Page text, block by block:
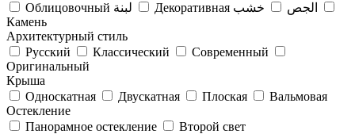
Облицовочный لبنة
Декоративная الجص
خشب
Камень
Архитектурный стиль
Русский
Классический
Современный
Оригинальный
Крыша
Односкатная
Двускатная Плоская
Вальмовая
Остекление
Панорамное остекление
Второй свет